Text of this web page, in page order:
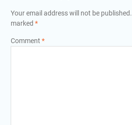
Your email address will not be published.
marked *
Comment *